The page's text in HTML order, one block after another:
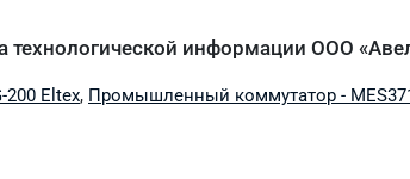
информации ООО
200 Eltex, Промышленный коммутатор -